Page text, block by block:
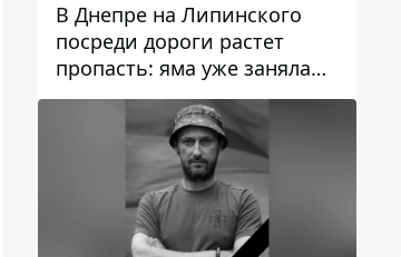
В Днепре на Липинского
посреди дороги растет
пропасть: яма уже заняла
полосу движения